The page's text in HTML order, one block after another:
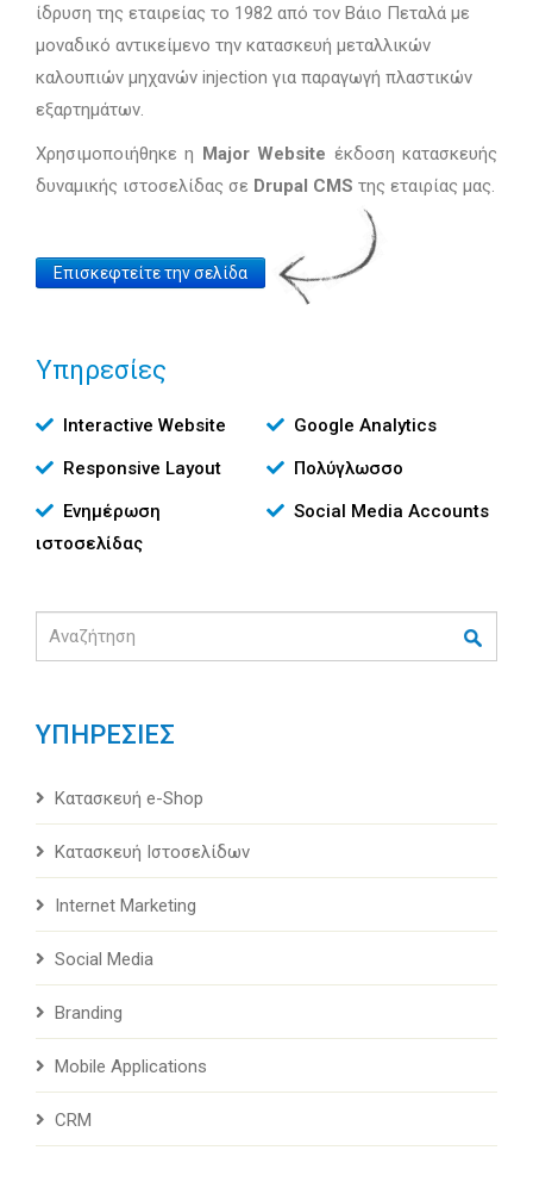
ίδρυση της εταιρείας το 1982 από τον Βάιο Πεταλά με
μοναδικό αντικείμενο την κατασκευή μεταλλικών
καλουπιών μηχανών injection για παραγωγή πλαστικών
εξαρτημάτων.
Χρησιμοποιήθηκε η Major Website έκδοση κατασκευής
δυναμικής ιστοσελίδας σε Drupal CMS της εταιρίας μας.
Website
Επισκεφτείτε την σελίδα
Υπηρεσίες
Υπηρεσίες
Interactive Website
Google Analytics
Responsive Layout
Πολύγλωσσο
Ενημέρωση
ιστοσελίδας
Social Media Accounts
ΥΠΗΡΕΣΙΕΣ
Κατασκευή e-Shop
Κατασκευή Ιστοσελίδων
Internet Marketing
Social Media
Branding
Mobile Applications
CRM